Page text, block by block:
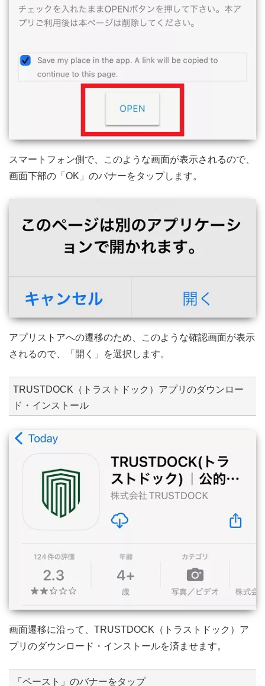
スマートフォン側で、このような画面が表示されるので、
画面下部の「OK」のバナーをタップします。
アプリストアへの遷移のため、このような確認画面が表示
されるので、「開く」を選択します。
TRUSTDOCK（トラストドック）アプリのダウンロー
ド・インストール
画面遷移に沿って、TRUSTDOCK（トラストドック）ア
プリのダウンロード・インストールを済ませます。
「ペースト」のバナーをタップ